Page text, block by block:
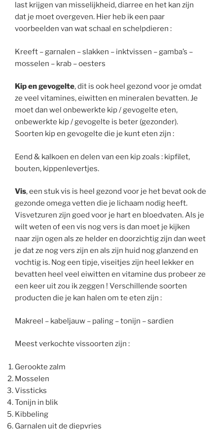
last krijgen van misselijkheid, diarree en het kan zijn
dat je moet overgeven. Hier heb ik een paar
voorbeelden van wat schaal en schelpdieren :
Kreeft – garnalen – slakken – inktvissen – gamba’s –
mosselen – krab – oesters
Kip en gevogelte, dit is ook heel gezond voor je omdat
ze veel vitamines, eiwitten en mineralen bevatten. Je
moet dan wel onbewerkte kip / gevogelte eten,
onbewerkte kip / gevogelte is beter (gezonder).
Soorten kip en gevogelte die je kunt eten zijn :
Eend & kalkoen en delen van een kip zoals : kipfilet,
bouten, kippenlevertjes.
Vis, een stuk vis is heel gezond voor je het bevat ook de
gezonde omega vetten die je lichaam nodig heeft.
Visvetzuren zijn goed voor je hart en bloedvaten. Als je
wilt weten of een vis nog vers is dan moet je kijken
naar zijn ogen als ze helder en doorzichtig zijn dan weet
je dat ze nog vers zijn en als zijn huid nog glanzend en
vochtig is. Nog een tipje, viseitjes zijn heel lekker en
bevatten heel veel eiwitten en vitamine dus probeer ze
een keer uit zou ik zeggen ! Verschillende soorten
producten die je kan halen om te eten zijn :
Makreel – kabeljauw – paling – tonijn – sardien
Meest verkochte vissoorten zijn :
Gerookte zalm
Mosselen
Vissticks
Tonijn in blik
Kibbeling
Garnalen uit de diepvries